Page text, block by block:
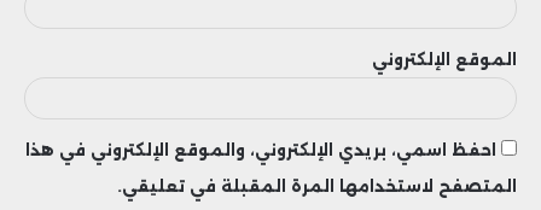
الموقع الإلكتروني
احفظ اسمي، بريدي الإلكتروني، والموقع الإلكتروني في هذا
المتصفح لاستخدامها المرة المقبلة في تعليقي.